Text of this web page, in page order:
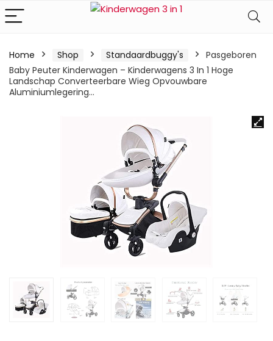
Home Shop Standaardbuggy's
Pasgeboren
Baby Peuter Kinderwagen – Kinderwagens 3 In 1 Hoge
Landschap Converteerbare Wieg Opvouwbare
Aluminiumlegering…